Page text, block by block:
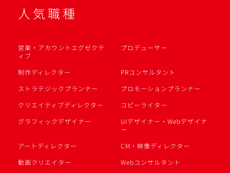
人気職種
営業・アカウントエグゼクテ
ィブ
プロデューサー
制作ディレクター
PRコンサルタント
ストラテジックプランナー
プロモーションプランナー
クリエイティブディレクター
コピーライター
グラフィックデザイナー
UIデザイナー・Webデザイナ
ー
アートディレクター
CM・映像ディレクター
動画クリエイター
Webコンサルタント